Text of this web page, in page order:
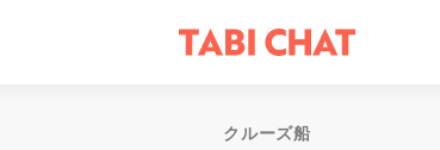
クルーズ船